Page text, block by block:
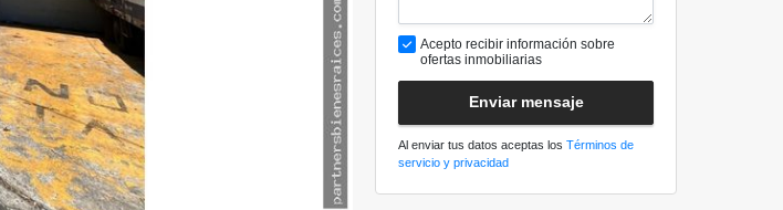
Acepto recibir información sobre
ofertas inmobiliarias
Enviar mensaje
Al enviar tus datos aceptas los Términos de
servicio y privacidad